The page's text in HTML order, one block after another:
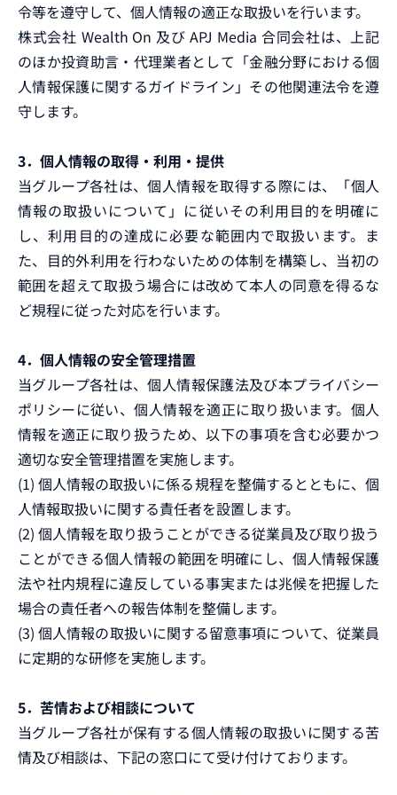
令等を遵守して、個人情報の適正な取扱いを行います。
株式会社 Wealth On 及び APJ Media 合同会社は、上記
のほか投資助言・代理業者として「金融分野における個
人情報保護に関するガイドライン」その他関連法令を遵
守します。
3．個人情報の取得・利用・提供
当グループ各社は、個人情報を取得する際には、「個人
情報の取扱いについて」に従いその利用目的を明確に
し、利用目的の達成に必要な範囲内で取扱います。ま
た、目的外利用を行わないための体制を構築し、当初の
範囲を超えて取扱う場合には改めて本人の同意を得るな
ど規程に従った対応を行います。
4．個人情報の安全管理措置
当グループ各社は、個人情報保護法及び本プライバシー
ポリシーに従い、個人情報を適正に取り扱います。個人
情報を適正に取り扱うため、以下の事項を含む必要かつ
適切な安全管理措置を実施します。
(1) 個人情報の取扱いに係る規程を整備するとともに、個
人情報取扱いに関する責任者を設置します。
(2) 個人情報を取り扱うことができる従業員及び取り扱う
ことができる個人情報の範囲を明確にし、個人情報保護
法や社内規程に違反している事実または兆候を把握した
場合の責任者への報告体制を整備します。
(3) 個人情報の取扱いに関する留意事項について、従業員
に定期的な研修を実施します。
5．苦情および相談について
当グループ各社が保有する個人情報の取扱いに関する苦
情及び相談は、下記の窓口にて受け付けております。